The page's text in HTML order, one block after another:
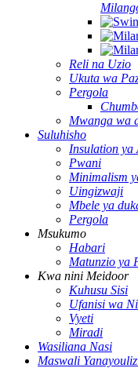
Reli na Uzio
Ukuta wa
Pergola
Mwanga wa
Suluhisho
Insulation ya
Pwani
Minimalism
Uingizwaji
Mbele ya
Pergola
Msukumo
Habari
Matunzio ya
Kwa nini Meidoor
Kuhusu Sisi
Ufanisi wa
Vyeti
Miradi
Wasiliana Nasi
Maswali